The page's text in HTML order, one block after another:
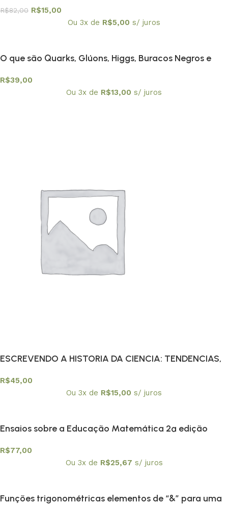
R$82,00 R$15,00
Ou 3x de R$5,00 s/ juros
O que são Quarks, Glúons, Higgs, Buracos Negros e
R$39,00
Ou 3x de R$13,00 s/ juros
ESCREVENDO A HISTORIA DA CIENCIA: TENDENCIAS,
R$45,00
Ou 3x de R$15,00 s/ juros
Ensaios sobre a Educação Matemática 2ª edição
R$77,00
Ou 3x de R$25,67 s/ juros
Funções trigonométricas elementos de “&” para uma